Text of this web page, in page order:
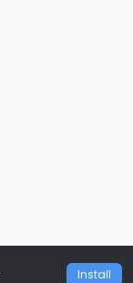
Install